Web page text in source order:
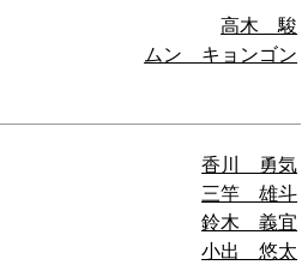
高木 駿
ムン キョンゴン
香川 勇気
三竿 雄斗
鈴木 義宜
小出 悠太